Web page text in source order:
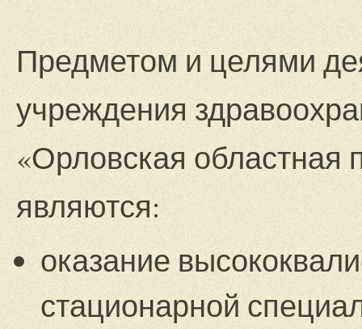
Предметом и целями
учреждения
«Орловская областная
являются:
оказание
стационарной